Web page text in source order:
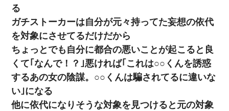
る
ガチストーカーは自分が元々持ってた妄想の依代
を対象にさせてるだけだから
ちょっとでも自分に都合の悪いことが起こると良
くて｢なんで！？｣悪ければ｢これは○○くんを誘惑
するあの女の陰謀。○○くんは騙されてるに違いな
い｣になる
他に依代になりそうな対象を見つけると元の対象